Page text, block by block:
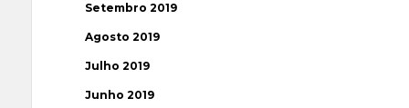
Setembro 2019
Agosto 2019
Julho 2019
Junho 2019